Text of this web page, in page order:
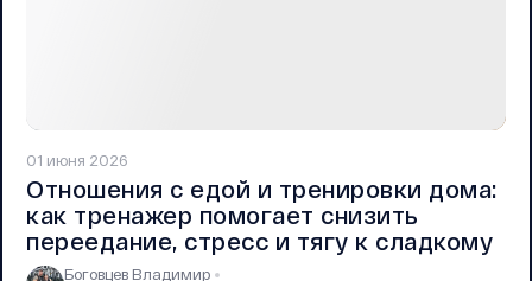
01 июня 2026
Отношения с едой и тренировки дома:
как тренажер помогает снизить
переедание, стресс и тягу к сладкому
Боговцев Владимир